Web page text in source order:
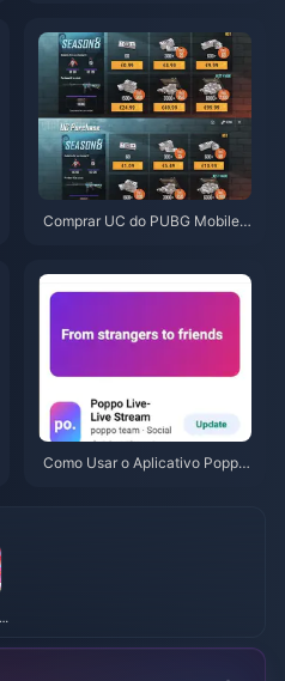
as e soluções
Comprar UC do PUBG Mobile
stos, Melhores Pacotes e Reca
rga Segura
Como Usar o Aplicativo Poppo